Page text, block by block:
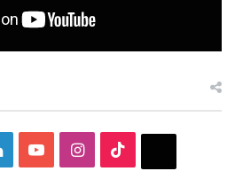
LinkedInYouTubeInstagram